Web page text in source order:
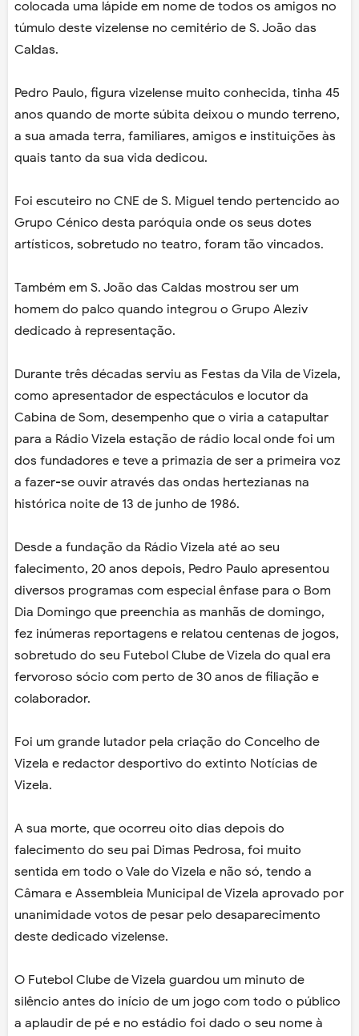
colocada uma lápide em nome de todos os amigos no
túmulo deste vizelense no cemitério de S. João das
Caldas.
Pedro Paulo, figura vizelense muito conhecida, tinha 45
anos quando de morte súbita deixou o mundo terreno,
a sua amada terra, familiares, amigos e instituições às
quais tanto da sua vida dedicou.
Foi escuteiro no CNE de S. Miguel tendo pertencido ao
Grupo Cénico desta paróquia onde os seus dotes
artísticos, sobretudo no teatro, foram tão vincados.
Também em S. João das Caldas mostrou ser um
homem do palco quando integrou o Grupo Aleziv
dedicado à representação.
Durante três décadas serviu as Festas da Vila de Vizela,
como apresentador de espectáculos e locutor da
Cabina de Som, desempenho que o viria a catapultar
para a Rádio Vizela estação de rádio local onde foi um
dos fundadores e teve a primazia de ser a primeira voz
a fazer-se ouvir através das ondas hertezianas na
histórica noite de 13 de junho de 1986.
Desde a fundação da Rádio Vizela até ao seu
falecimento, 20 anos depois, Pedro Paulo apresentou
diversos programas com especial ênfase para o Bom
Dia Domingo que preenchia as manhãs de domingo,
fez inúmeras reportagens e relatou centenas de jogos,
sobretudo do seu Futebol Clube de Vizela do qual era
fervoroso sócio com perto de 30 anos de filiação e
colaborador.
Foi um grande lutador pela criação do Concelho de
Vizela e redactor desportivo do extinto Notícias de
Vizela.
A sua morte, que ocorreu oito dias depois do
falecimento do seu pai Dimas Pedrosa, foi muito
sentida em todo o Vale do Vizela e não só, tendo a
Câmara e Assembleia Municipal de Vizela aprovado por
unanimidade votos de pesar pelo desaparecimento
deste dedicado vizelense.
O Futebol Clube de Vizela guardou um minuto de
silêncio antes do início de um jogo com todo o público
a aplaudir de pé e no estádio foi dado o seu nome à